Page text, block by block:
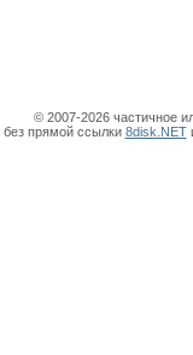
© 2007-2026 частичное
без прямой ссылки 8disk.NET